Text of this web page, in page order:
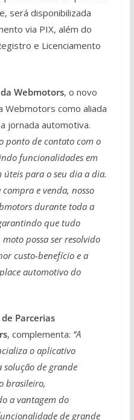
será disponibilizada
via PIX, além do
e Licenciamento
Webmotors, o novo
Webmotors como aliada
jornada automotiva.
ponto de contato com o
funcionalidades em
para o seu dia a dia.
e venda, nosso
durante toda a
que tudo
possa ser resolvido
custo-benefício e a
automotivo do
Parcerias
, complementa: “A
o aplicativo
solução de grande
brasileiro,
a vantagem do
de grande